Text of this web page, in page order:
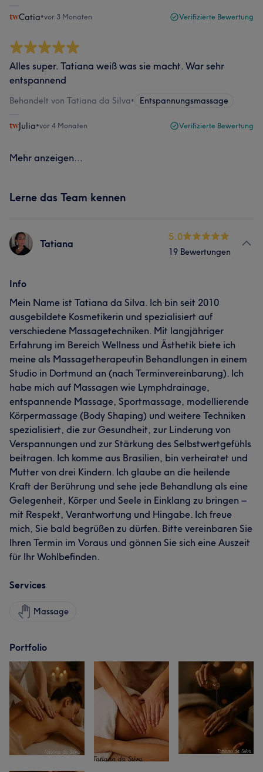
Catia•vor 3 Monaten Verifizierte Bewertung
Alles super. Tatiana weiß was sie macht. War sehr
entspannend
Behandelt von Tatiana da Silva• Entspannungsmassage
Julia•vor 4 Monaten Verifizierte Bewertung
Mehr anzeigen...
Lerne das Team kennen
Tatiana
5.0
19 Bewertungen
Info
Mein Name ist Tatiana da Silva. Ich bin seit 2010
ausgebildete Kosmetikerin und spezialisiert auf
verschiedene Massagetechniken. Mit langjähriger
Erfahrung im Bereich Wellness und Ästhetik biete ich
meine als Massagetherapeutin Behandlungen in einem
Studio in Dortmund an (nach Terminvereinbarung). Ich
habe mich auf Massagen wie Lymphdrainage,
entspannende Massage, Sportmassage, modellierende
Körpermassage (Body Shaping) und weitere Techniken
spezialisiert, die zur Gesundheit, zur Linderung von
Verspannungen und zur Stärkung des Selbstwertgefühls
beitragen. Ich komme aus Brasilien, bin verheiratet und
Mutter von drei Kindern. Ich glaube an die heilende
Kraft der Berührung und sehe jede Behandlung als eine
Gelegenheit, Körper und Seele in Einklang zu bringen –
mit Respekt, Verantwortung und Hingabe. Ich freue
mich, Sie bald begrüßen zu dürfen. Bitte vereinbaren Sie
Ihren Termin im Voraus und gönnen Sie sich eine Auszeit
für Ihr Wohlbefinden.
Services
Massage
Portfolio